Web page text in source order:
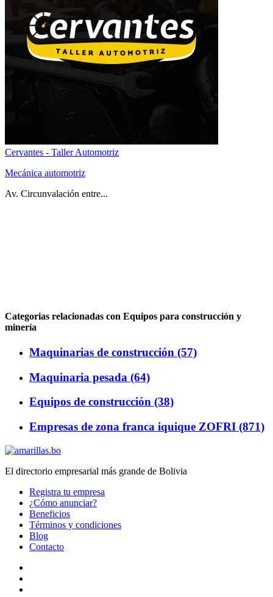
Cervantes - Taller Automotriz
Mecánica automotriz
Av. Circunvalación entre...
Categorias relacionadas con Equipos para construcción y
minería
Maquinarias de construcción (57)
Maquinaria pesada (64)
Equipos de construcción (38)
Empresas de zona franca iquique ZOFRI (871)
El directorio empresarial más grande de Bolivia
Registra tu empresa
¿Cómo anunciar?
Beneficios
Términos y condiciones
Blog
Contacto